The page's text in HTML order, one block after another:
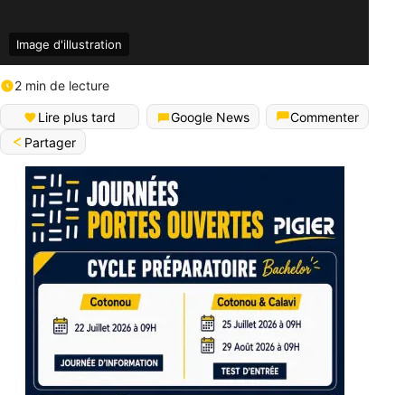
Image d'illustration
2 min de lecture
Lire plus tard Google News
Commenter
Partager